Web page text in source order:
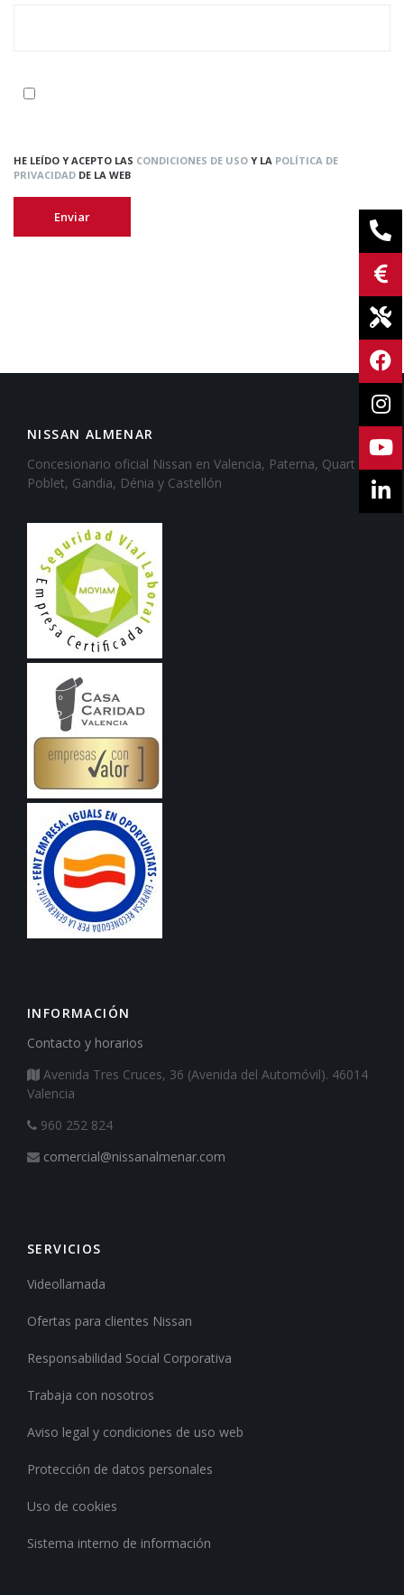
HE LEÍDO Y ACEPTO LAS CONDICIONES DE USO Y LA POLÍTICA DE
PRIVACIDAD DE LA WEB
NISSAN ALMENAR
Concesionario oficial Nissan en Valencia, Paterna, Quart de
Poblet, Gandia, Dénia y Castellón
INFORMACIÓN
Contacto y horarios
Avenida Tres Cruces, 36 (Avenida del Automóvil). 46014
Valencia
960 252 824
comercial@nissanalmenar.com
SERVICIOS
Videollamada
Ofertas para clientes Nissan
Responsabilidad Social Corporativa
Trabaja con nosotros
Aviso legal y condiciones de uso web
Protección de datos personales
Uso de cookies
Sistema interno de información